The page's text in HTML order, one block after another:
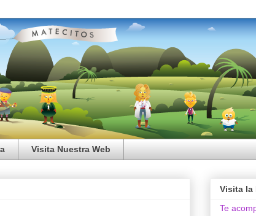
Visita Nuestra Web
Visita la
Te